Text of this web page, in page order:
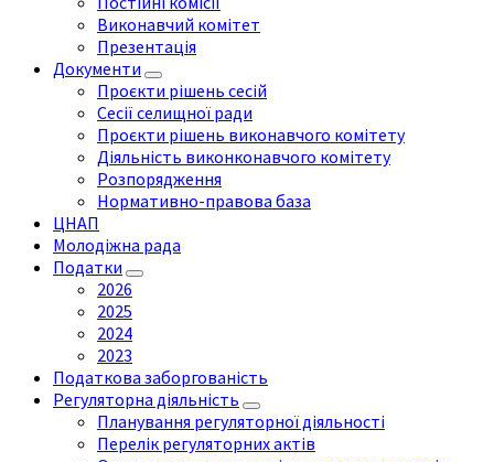
Виконавчий комітет
Презентація
Документи
Проєкти рішень сесій
Сесії селищної ради
Проєкти рішень виконавчого комітету
Діяльність виконконавчого комітету
Розпорядження
Нормативно-правова база
ЦНАП
Молодіжна рада
Податки
2026
2025
2024
2023
Податкова заборгованість
Регуляторна діяльність
Планування регуляторної діяльності
Перелік регуляторних актів